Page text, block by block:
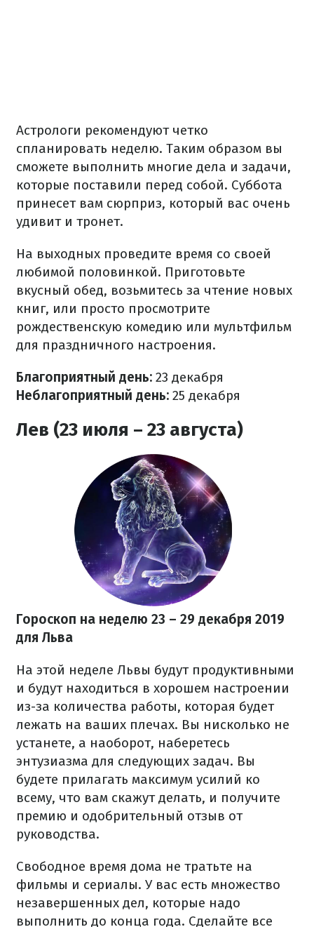
Астрологи рекомендуют четко
спланировать неделю. Таким образом вы
сможете выполнить многие дела и задачи,
которые поставили перед собой. Суббота
принесет вам сюрприз, который вас очень
удивит и тронет.
На выходных проведите время со своей
любимой половинкой. Приготовьте
вкусный обед, возьмитесь за чтение новых
книг, или просто просмотрите
рождественскую комедию или мультфильм
для праздничного настроения.
Благоприятный день: 23 декабря
Неблагоприятный день: 25 декабря
Лев (23 июля – 23 августа)
Гороскоп на неделю 23 – 29 декабря 2019
для Льва
На этой неделе Львы будут продуктивными
и будут находиться в хорошем настроении
из-за количества работы, которая будет
лежать на ваших плечах. Вы нисколько не
устанете, а наоборот, наберетесь
энтузиазма для следующих задач. Вы
будете прилагать максимум усилий ко
всему, что вам скажут делать, и получите
премию и одобрительный отзыв от
руководства.
Свободное время дома не тратьте на
фильмы и сериалы. У вас есть множество
незавершенных дел, которые надо
выполнить до конца года. Сделайте все